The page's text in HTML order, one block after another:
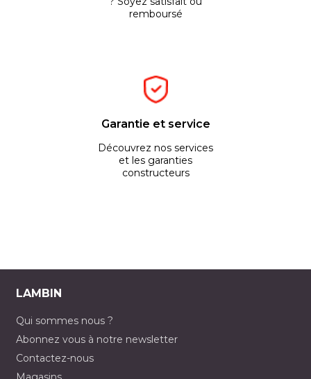
remboursé
Garantie et service
Découvrez nos services
et les garanties
constructeurs
LAMBIN
Qui sommes nous ?
Abonnez vous à notre newsletter
Contactez-nous